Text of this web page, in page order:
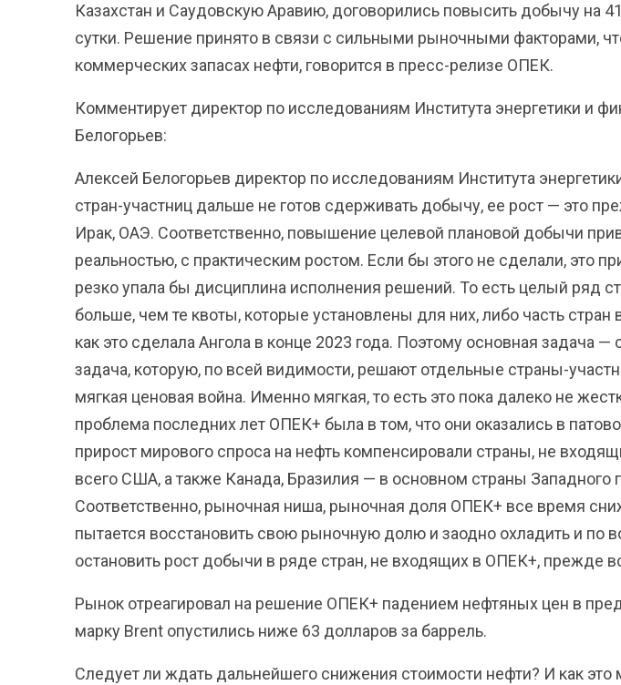
Казахстан и Саудовскую Аравию, договорились повысить добычу на
сутки. Решение принято в связи с сильными рыночными факторами,
коммерческих запасах нефти, говорится в пресс-релизе ОПЕК.
Комментирует директор по исследованиям Института энергетики и
Белогорьев:
Алексей Белогорьев директор по исследованиям Института
стран-участниц дальше не готов сдерживать добычу, ее рост — это
Ирак, ОАЭ. Соответственно, повышение целевой плановой добычи
реальностью, с практическим ростом. Если бы этого не сделали, это
резко упала бы дисциплина исполнения решений. То есть целый ряд
больше, чем те квоты, которые установлены для них, либо часть
как это сделала Ангола в конце 2023 года. Поэтому основная задача —
задача, которую, по всей видимости, решают отдельные страны-
мягкая ценовая война. Именно мягкая, то есть это пока далеко не
проблема последних лет ОПЕК+ была в том, что они оказались в
прирост мирового спроса на нефть компенсировали страны, не
всего США, а также Канада, Бразилия — в основном страны Западного
Соответственно, рыночная ниша, рыночная доля ОПЕК+ все время
пытается восстановить свою рыночную долю и заодно охладить и по
остановить рост добычи в ряде стран, не входящих в ОПЕК+, прежде
Рынок отреагировал на решение ОПЕК+ падением нефтяных цен в
марку Brent опустились ниже 63 долларов за баррель.
Следует ли ждать дальнейшего снижения стоимости нефти? И как это